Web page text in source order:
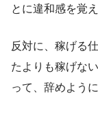
とに違和感を覚
反対に、稼げる
たよりも稼げな
って、辞めよう